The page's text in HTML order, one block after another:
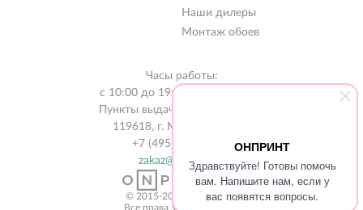
ОНПРИНТ
Здравствуйте! Готовы помочь
вам. Напишите нам, если у
вас появятся вопросы.
Наши дилеры
Монтаж обоев
Часы работы:
с 10:00 до 19:00 без выходных
Пункты выдачи в 31 городе РФ
119618, г. Москва, а/я 519
+7 (495) 134-13-56
zakaz@onprint.ru
© 2015-2026 «ONPRINT»
Все права защищены 18+‎